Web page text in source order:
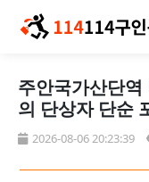
주안국가산단
의 단상자 단순
2026-08-06 20:23:39